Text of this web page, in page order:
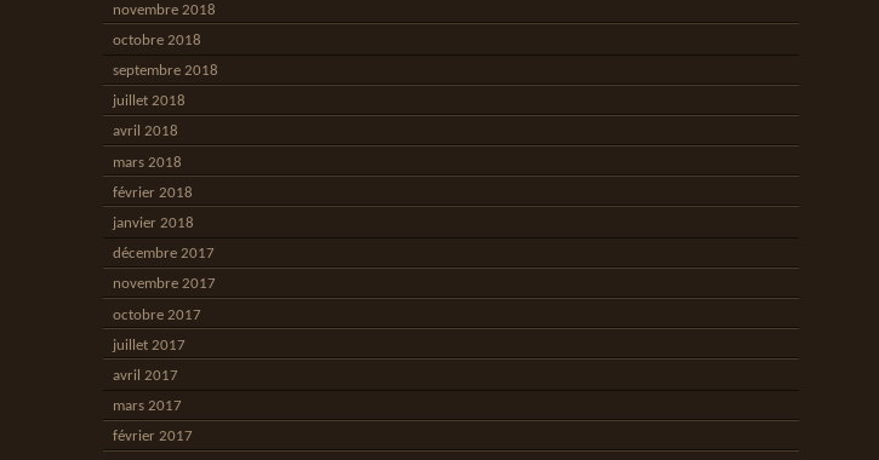
novembre 2018
octobre 2018
septembre 2018
juillet 2018
avril 2018
mars 2018
février 2018
janvier 2018
décembre 2017
novembre 2017
octobre 2017
juillet 2017
avril 2017
mars 2017
février 2017